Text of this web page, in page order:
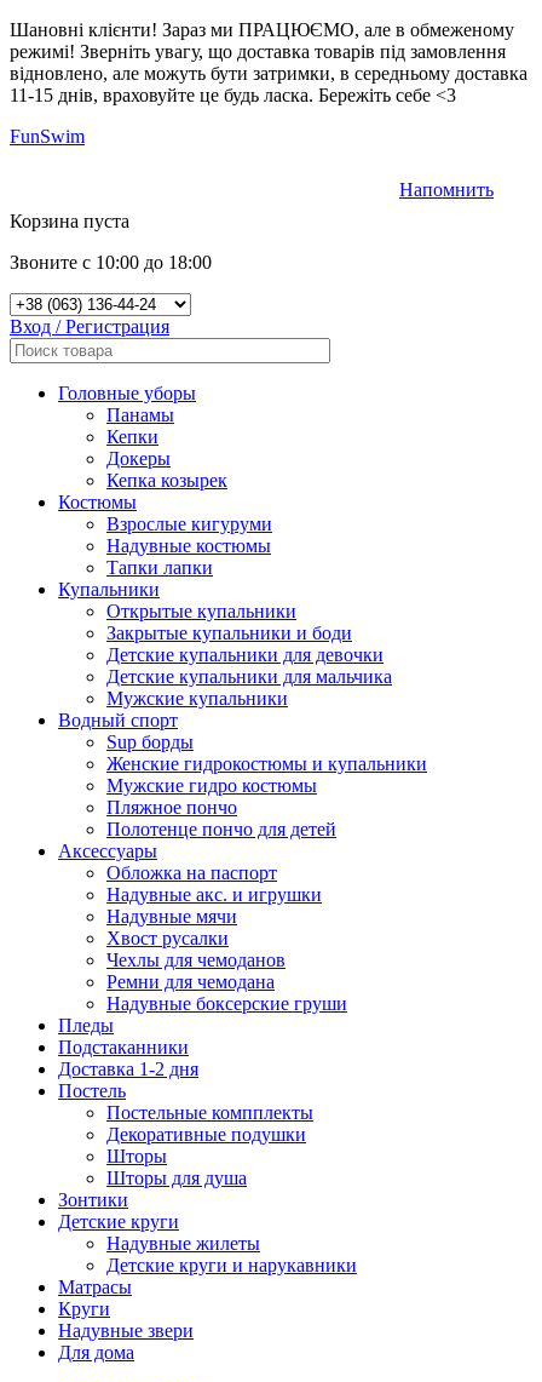
Шановні клієнти! Зараз ми ПРАЦЮЄМО, але в обмеженому
режимі! Зверніть увагу, що доставка товарів під замовлення
відновлено, але можуть бути затримки, в середньому доставка
11-15 днів, враховуйте це будь ласка. Бережіть себе <3
FunSwim
Корзина пуста
Звоните с 10:00 до 18:00
Вход / Регистрация
Головные уборы
Панамы
Кепки
Докеры
Кепка козырек
Костюмы
Взрослые кигуруми
Надувные костюмы
Тапки лапки
Купальники
Открытые купальники
Закрытые купальники и боди
Детские купальники для девочки
Детские купальники для мальчика
Мужские купальники
Водный спорт
Sup борды
Женские гидрокостюмы и купальники
Мужские гидро костюмы
Пляжное пончо
Полотенце пончо для детей
Аксессуары
Обложка на паспорт
Надувные акс. и игрушки
Надувные мячи
Хвост русалки
Чехлы для чемоданов
Ремни для чемодана
Надувные боксерские груши
Пледы
Подстаканники
Доставка 1-2 дня
Постель
Постельные компплекты
Декоративные подушки
Шторы
Шторы для душа
Зонтики
Детские круги
Надувные жилеты
Детские круги и нарукавники
Матрасы
Круги
Надувные звери
Для дома
Напомнить